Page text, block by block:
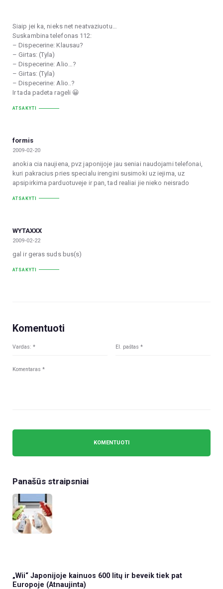
Siaip jei ka, nieks net neatvaziuotu…
Suskambina telefonas 112:
– Dispecerine: Klausau?
– Girtas: (Tyla)
– Dispecerine: Alio…?
– Girtas: (Tyla)
– Dispecerine: Alio..?
Ir tada padeta rageli 😀
ATSAKYTI
formis
2009-02-20
anokia cia naujiena, pvz japonijoje jau seniai naudojami telefonai,
kuri pakracius pries specialu irengini susimoki uz iejima, uz
apsipirkima parduotuveje ir pan, tad realiai jie nieko neisrado
ATSAKYTI
WYTAXXX
2009-02-22
gal ir geras suds bus(s)
ATSAKYTI
Komentuoti
Panašūs straipsniai
„Wii“ Japonijoje kainuos 600 litų ir beveik tiek pat
Europoje (Atnaujinta)